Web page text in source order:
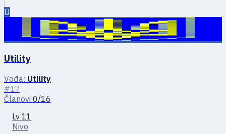
U
Utility
Vođa: Utility
#17
Članovi 0/16
Lv 11
Nivo